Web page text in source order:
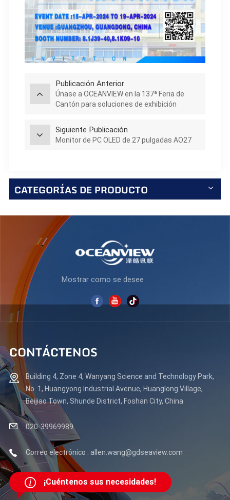
Publicación Anterior
Únase a OCEANVIEW en la 137ª Feria de
Cantón para soluciones de exhibición
Siguiente Publicación
Monitor de PC OLED de 27 pulgadas AO27
CATEGORÍAS DE PRODUCTO
Mostrar como se desee
CONTÁCTENOS
Building 4, Zone 4, Wanyang Science and Technology Park,
No. 1, Huangyong Industrial Avenue, Huanglong Village,
Beijiao Town, Shunde District, Foshan City, China
020-39969989
Correo electrónico : allen.wang@gdseaview.com
¡Cuéntenos sus necesidades!